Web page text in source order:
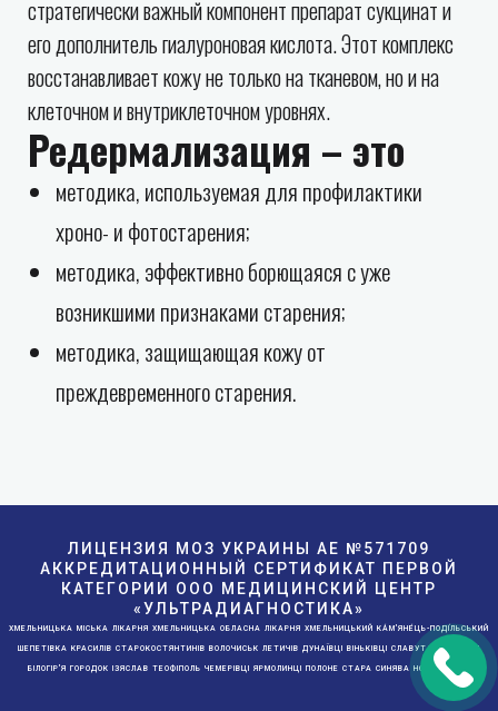
стратегически важный компонент препарат сукцинат и
его дополнитель гиалуроновая кислота. Этот комплекс
восстанавливает кожу не только на тканевом, но и на
клеточном и внутриклеточном уровнях.
Редермализация – это
методика, используемая для профилактики
хроно- и фотостарения;
методика, эффективно борющаяся с уже
возникшими признаками старения;
методика, защищающая кожу от
преждевременного старения.
ЛИЦЕНЗИЯ МОЗ УКРАИНЫ АE №571709
АККРЕДИТАЦИОННЫЙ СЕРТИФИКАТ ПЕРВОЙ
КАТЕГОРИИ ООО МЕДИЦИНСКИЙ ЦЕНТР
«УЛЬТРАДИАГНОСТИКА»
ХМЕЛЬНИЦЬКА МІСЬКА ЛІКАРНЯ ХМЕЛЬНИЦЬКА ОБЛАСНА ЛІКАРНЯ ХМЕЛЬНИЦЬКИЙ КА́М'ЯНЕ́ЦЬ-ПОДІ́ЛЬСЬКИЙ
ШЕПЕТІВКА КРАСИЛІВ СТАРОКОСТЯНТИНІВ ВОЛОЧИСЬК ЛЕТИЧІВ ДУНАЇВЦІ ВІНЬКІВЦІ СЛАВУТА ДЕРАЖНЯ
БІЛОГІР'Я ГОРОДОК ІЗЯСЛАВ ТЕОФІПОЛЬ ЧЕМЕРІВЦІ ЯРМОЛИНЦІ ПОЛОНЕ СТАРА СИНЯВА НОВА УШИЦЯ